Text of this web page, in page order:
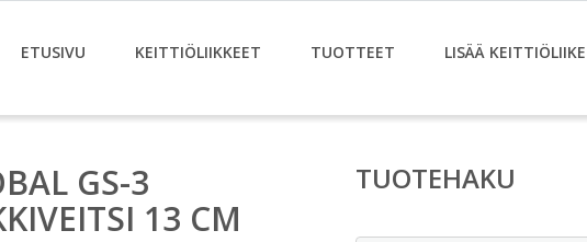
ETUSIVU KEITTIÖLIIKKEET TUOTTEET LISÄÄ KEITTIÖLIIKE
GS-3
13 CM
TUOTEHAKU